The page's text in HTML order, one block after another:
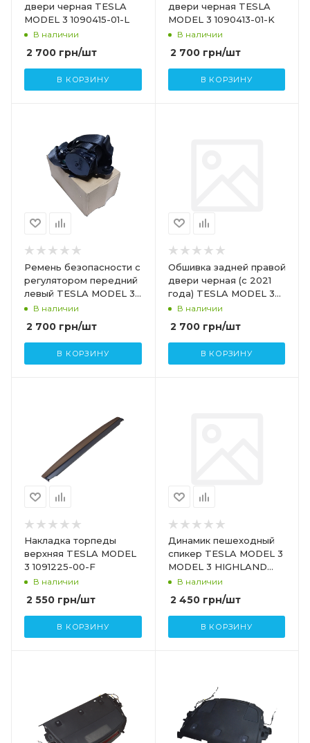
двери черная TESLA
MODEL 3 1090415-01-L
В наличии
2 700 грн/шт
В КОРЗИНУ
двери черная TESLA
MODEL 3 1090413-01-K
В наличии
2 700грн/шт
В КОРЗИНУ
Ремень безопасности с
регулятором передний
левый TESLA MODEL 3
1081255-01-D 1105822-C1-
В наличии
2 700 грн/шт
В КОРЗИНУ
Обшивка задней правой
двери черная (с 2021
года) TESLA MODEL 3
1090415-89-Н 1588129-
В наличии
2 700грн/шт
В КОРЗИНУ
Накладка торпеды
верхняя TESLA MODEL
3 1091225-00-F
В наличии
2 550 грн/шт
В КОРЗИНУ
Динамик пешеходный
спикер TESLA MODEL 3
MODEL 3 HIGHLAND
(задний) 1299965-00-A
В наличии
2 450грн/шт
В КОРЗИНУ